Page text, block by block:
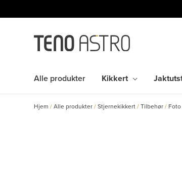
rett
Alle produkter Kikkert
Hjem /Alle produkter /Stjernekikkert /Tilbehør /